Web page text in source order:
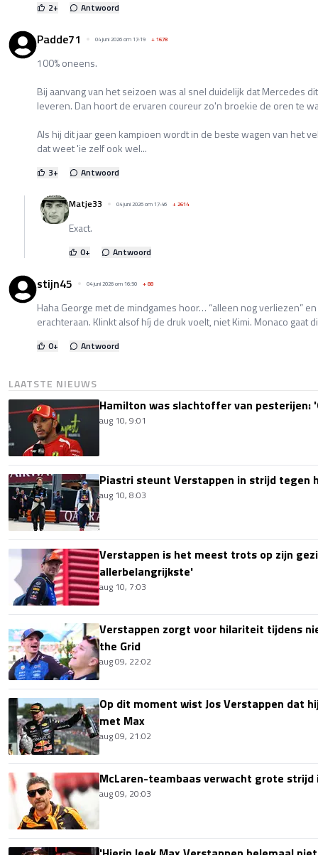
2+ Antwoord
Padde71 04 juni 2026 om 17:19 +1678
100% oneens.
Bij aanvang van het seizoen was al snel duidelijk dat Mercedes
leveren. Dan hoort de ervaren coureur zo'n broekie de oren te
Als hij dit jaar geen kampioen wordt in de beste wagen van het
dat weet 'ie zelf ook wel...
3+ Antwoord
Matje33 04 juni 2026 om 17:46 +2614
Exact.
0+ Antwoord
stijn45 04 juni 2026 om 16:50 +88
Haha George met de mindgames hoor… “alleen nog verliezen”
erachteraan. Klinkt alsof híj de druk voelt, niet Kimi. Monaco gaat
0+ Antwoord
LAATSTE NIEUWS
Hamilton was slachtoffer van pesterijen:
aug 10, 9:01
Piastri steunt Verstappen in strijd tegen
aug 10, 8:03
Verstappen is het meest trots op zijn
allerbelangrijkste'
aug 10, 7:03
Verstappen zorgt voor hilariteit tijdens
the Grid
aug 09, 22:02
Op dit moment wist Jos Verstappen dat
met Max
aug 09, 21:02
McLaren-teambaas verwacht grote
aug 09, 20:03